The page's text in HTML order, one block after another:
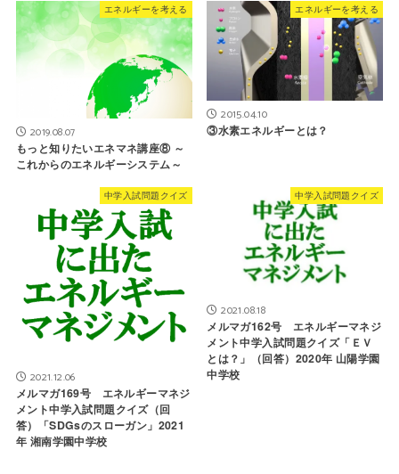
エネルギーを考える
2019.08.07
もっと知りたいエネマネ講座⑧ ～
これからのエネルギーシステム～
エネルギーを考える
2015.04.10
③水素エネルギーとは？
中学入試問題クイズ
2021.12.06
メルマガ169号 エネルギーマネジ
メント中学入試問題クイズ（回
答）「SDGsのスローガン」2021
年 湘南学園中学校
中学入試問題クイズ
2021.08.18
メルマガ162号 エネルギーマネジ
メント中学入試問題クイズ「ＥＶ
とは？」（回答）2020年 山陽学園
中学校